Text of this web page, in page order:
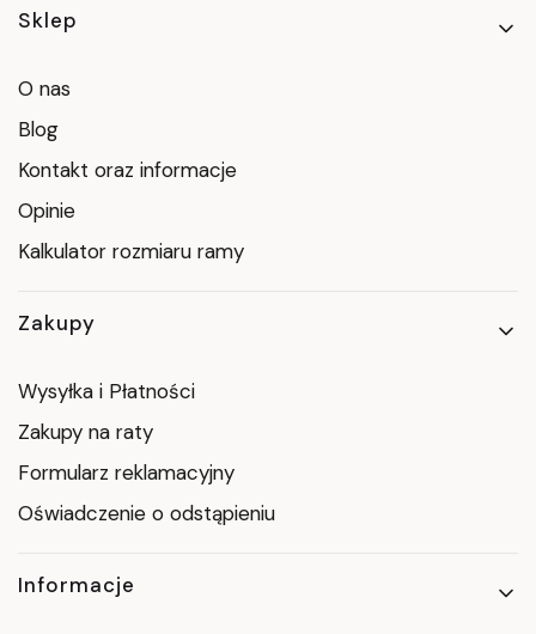
Linki w stopce
Sklep
O nas
Blog
Kontakt oraz informacje
Opinie
Kalkulator rozmiaru ramy
Zakupy
Wysyłka i Płatności
Zakupy na raty
Formularz reklamacyjny
Oświadczenie o odstąpieniu
Informacje